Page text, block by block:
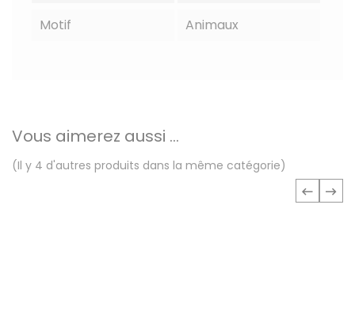
Motif Animaux
Vous aimerez aussi ...
(Il y 4 d'autres produits dans la même catégorie)